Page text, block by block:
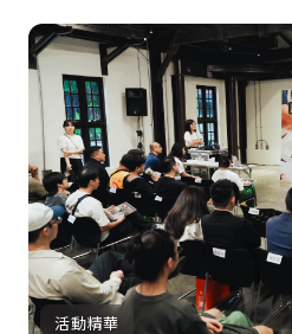
共6筆搜尋結果
活動精華